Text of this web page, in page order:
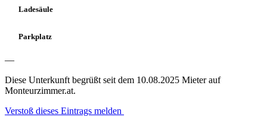
Ladesäule
Parkplatz
—
Diese Unterkunft begrüßt seit dem 10.08.2025 Mieter auf
Monteurzimmer.at.
Verstoß dieses Eintrags melden